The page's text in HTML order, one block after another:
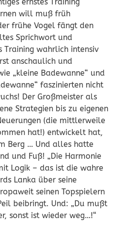
will muß früh
frühe Vogel fängt den
Sprichwort und
Training wahrlich intensiv
anschaulich und
„kleine Badewanne“ und
faszinierten nicht
Der Großmeister als
Strategien bis zu eigenen
(die mittlerweile
hat!) entwickelt hat,
Berg … Und alles hatte
und Fuß! „Die Harmonie
Logik – das ist die wahre
Lanka über seine
seinen Topspielern
beibringt. Und: „Du mußt
sonst ist wieder weg…!“